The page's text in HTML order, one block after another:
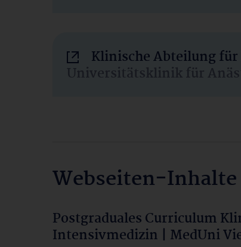
Klinische Abteilung
Universitätsklinik für
Webseiten-Inhalte
Postgraduales Curriculum
Intensivmedizin | MedUni